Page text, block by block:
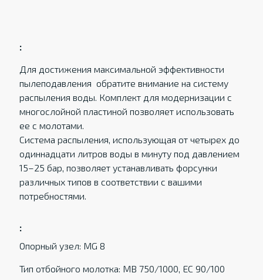
:
Для достижения максимальной эффективности
пылеподавления обратите внимание на систему
распыления воды. Комплект для модернизации с
многослойной пластиной позволяет использовать
ее с молотами.
Система распыления, использующая от четырех до
одиннадцати литров воды в минуту под давлением
15–25 бар, позволяет устанавливать форсунки
различных типов в соответствии с вашими
потребностями.
:
Опорный узел: MG 8
Тип отбойного молотка: MB 750/1000, EC 90/100